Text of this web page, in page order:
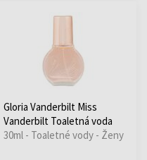
Gloria Vanderbilt Miss
Vanderbilt Toaletná voda
30ml - Toaletné vody - Ženy